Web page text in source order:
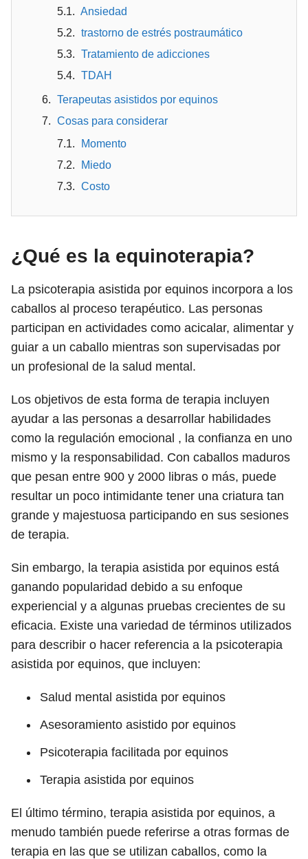
Ansiedad
trastorno de estrés postraumático
Tratamiento de adicciones
TDAH
Terapeutas asistidos por equinos
Cosas para considerar
Momento
Miedo
Costo
¿Qué es la equinoterapia?
La psicoterapia asistida por equinos incorpora a los
caballos al proceso terapéutico. Las personas
participan en actividades como acicalar, alimentar y
guiar a un caballo mientras son supervisadas por
un profesional de la salud mental.
Los objetivos de esta forma de terapia incluyen
ayudar a las personas a desarrollar habilidades
como la regulación emocional , la confianza en uno
mismo y la responsabilidad. Con caballos maduros
que pesan entre 900 y 2000 libras o más, puede
resultar un poco intimidante tener una criatura tan
grande y majestuosa participando en sus sesiones
de terapia.
Sin embargo, la terapia asistida por equinos está
ganando popularidad debido a su enfoque
experiencial y a algunas pruebas crecientes de su
eficacia. Existe una variedad de términos utilizados
para describir o hacer referencia a la psicoterapia
asistida por equinos, que incluyen:
Salud mental asistida por equinos
Asesoramiento asistido por equinos
Psicoterapia facilitada por equinos
Terapia asistida por equinos
El último término, terapia asistida por equinos, a
menudo también puede referirse a otras formas de
terapia en las que se utilizan caballos, como la